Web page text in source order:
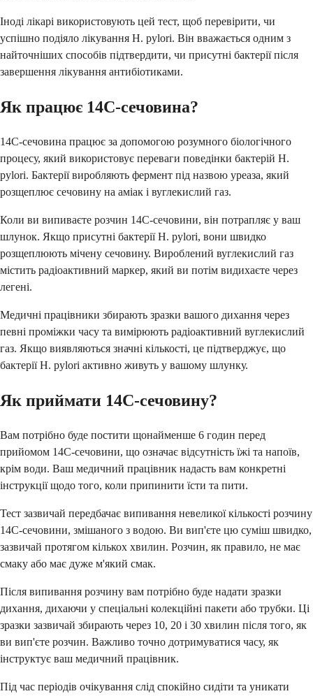
Іноді лікарі використовують цей тест, щоб перевірити, чи
успішно подіяло лікування H. pylori. Він вважається одним з
найточніших способів підтвердити, чи присутні бактерії після
завершення лікування антибіотиками.
Як працює 14C-сечовина?
14C-сечовина працює за допомогою розумного біологічного
процесу, який використовує переваги поведінки бактерій H.
pylori. Бактерії виробляють фермент під назвою уреаза, який
розщеплює сечовину на аміак і вуглекислий газ.
Коли ви випиваєте розчин 14C-сечовини, він потрапляє у ваш
шлунок. Якщо присутні бактерії H. pylori, вони швидко
розщеплюють мічену сечовину. Вироблений вуглекислий газ
містить радіоактивний маркер, який ви потім видихаєте через
легені.
Медичні працівники збирають зразки вашого дихання через
певні проміжки часу та вимірюють радіоактивний вуглекислий
газ. Якщо виявляються значні кількості, це підтверджує, що
бактерії H. pylori активно живуть у вашому шлунку.
Як приймати 14C-сечовину?
Вам потрібно буде постити щонайменше 6 годин перед
прийомом 14C-сечовини, що означає відсутність їжі та напоїв,
крім води. Ваш медичний працівник надасть вам конкретні
інструкції щодо того, коли припинити їсти та пити.
Тест зазвичай передбачає випивання невеликої кількості розчину
14C-сечовини, змішаного з водою. Ви вип'єте цю суміш швидко,
зазвичай протягом кількох хвилин. Розчин, як правило, не має
смаку або має дуже м'який смак.
Після випивання розчину вам потрібно буде надати зразки
дихання, дихаючи у спеціальні колекційні пакети або трубки. Ці
зразки зазвичай збирають через 10, 20 і 30 хвилин після того, як
ви вип'єте розчин. Важливо точно дотримуватися часу, як
інструктує ваш медичний працівник.
Під час періодів очікування слід спокійно сидіти та уникати